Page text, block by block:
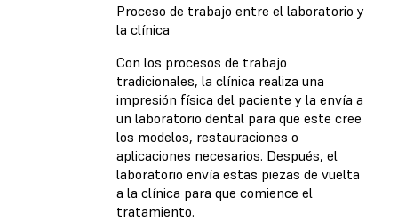
Proceso de trabajo entre el laboratorio y
la clínica
Con los procesos de trabajo
tradicionales, la clínica realiza una
impresión física del paciente y la envía a
un laboratorio dental para que este cree
los modelos, restauraciones o
aplicaciones necesarios. Después, el
laboratorio envía estas piezas de vuelta
a la clínica para que comience el
tratamiento.